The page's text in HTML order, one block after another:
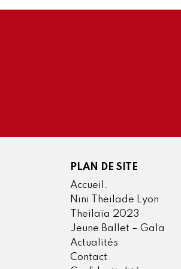
PLAN DE SITE
Accueil.
Nini Theilade Lyon
Theilaïa 2023
Jeune Ballet – Gala
Actualités
Contact